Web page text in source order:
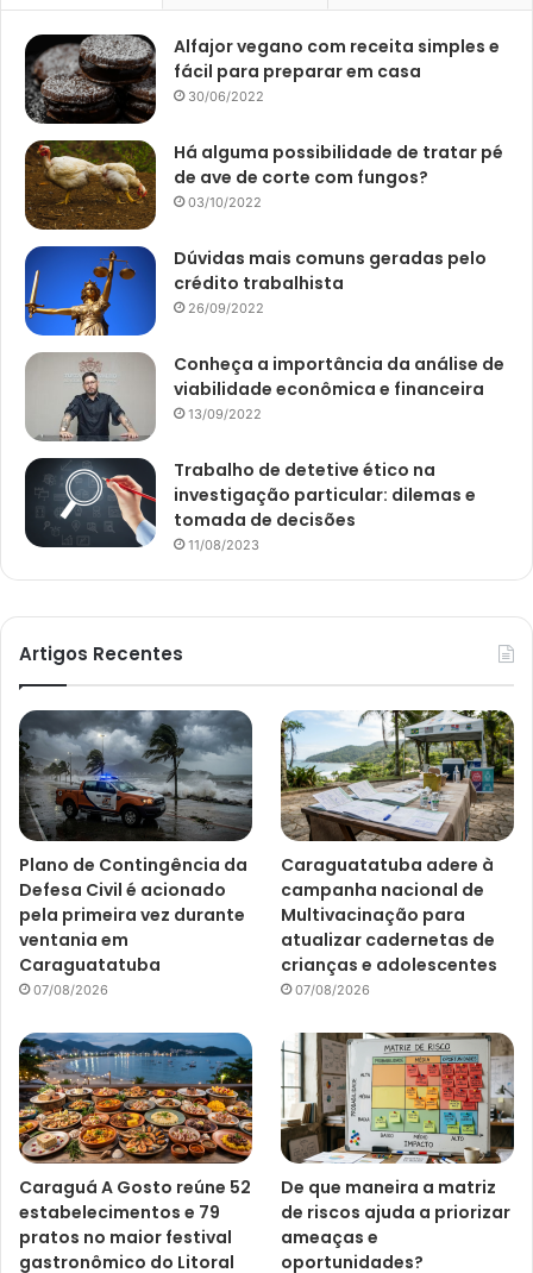
Alfajor vegano com receita simples e
fácil para preparar em casa
30/06/2022
Há alguma possibilidade de tratar pé
de ave de corte com fungos?
03/10/2022
Dúvidas mais comuns geradas pelo
crédito trabalhista
26/09/2022
Conheça a importância da análise de
viabilidade econômica e financeira
13/09/2022
Trabalho de detetive ético na
investigação particular: dilemas e
tomada de decisões
11/08/2023
Artigos Recentes
Plano de Contingência da
Defesa Civil é acionado
pela primeira vez durante
ventania em
Caraguatatuba
07/08/2026
Caraguatatuba adere à
campanha nacional de
Multivacinação para
atualizar cadernetas de
crianças e adolescentes
07/08/2026
Caraguá A Gosto reúne 52
estabelecimentos e 79
pratos no maior festival
gastronômico do Litoral
De que maneira a matriz
de riscos ajuda a priorizar
ameaças e
oportunidades?